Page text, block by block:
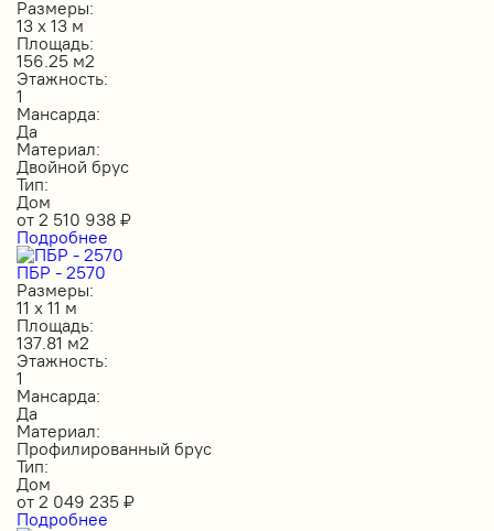
Размеры:
13 х 13 м
Площадь:
156.25 м2
Этажность:
1
Мансарда:
Да
Материал:
Двойной брус
Тип:
Дом
от 2 510 938 ₽
Подробнее
ПБР - 2570
Размеры:
11 х 11 м
Площадь:
137.81 м2
Этажность:
1
Мансарда:
Да
Материал:
Профилированный брус
Тип:
Дом
от 2 049 235 ₽
Подробнее